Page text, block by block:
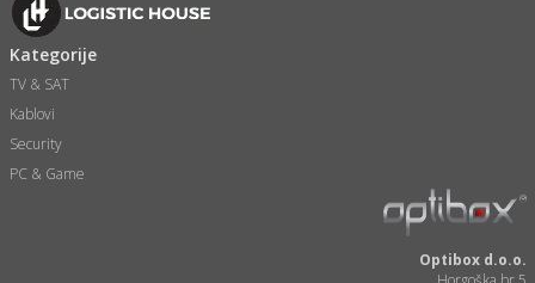
Kategorije
TV & SAT
Kablovi
Security
PC & Game
Optibox d.o.o.